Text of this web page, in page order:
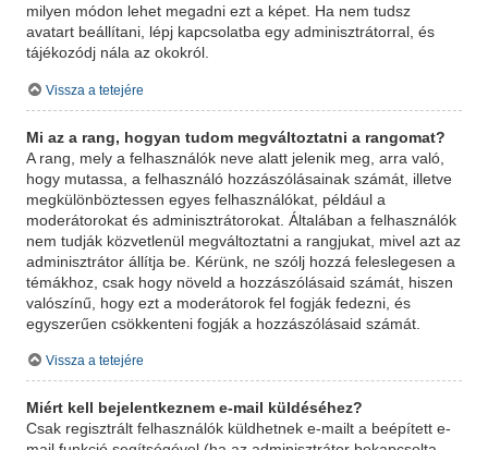
milyen módon lehet megadni ezt a képet. Ha nem tudsz
avatart beállítani, lépj kapcsolatba egy adminisztrátorral, és
tájékozódj nála az okokról.
Vissza a tetejére
Mi az a rang, hogyan tudom megváltoztatni a rangomat?
A rang, mely a felhasználók neve alatt jelenik meg, arra való,
hogy mutassa, a felhasználó hozzászólásainak számát, illetve
megkülönböztessen egyes felhasználókat, például a
moderátorokat és adminisztrátorokat. Általában a felhasználók
nem tudják közvetlenül megváltoztatni a rangjukat, mivel azt az
adminisztrátor állítja be. Kérünk, ne szólj hozzá feleslegesen a
témákhoz, csak hogy növeld a hozzászólásaid számát, hiszen
valószínű, hogy ezt a moderátorok fel fogják fedezni, és
egyszerűen csökkenteni fogják a hozzászólásaid számát.
Vissza a tetejére
Miért kell bejelentkeznem e-mail küldéséhez?
Csak regisztrált felhasználók küldhetnek e-mailt a beépített e-